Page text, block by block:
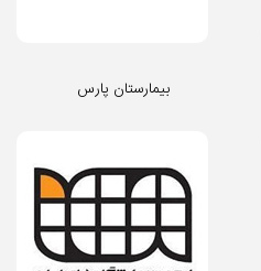
بیمارستان پارس